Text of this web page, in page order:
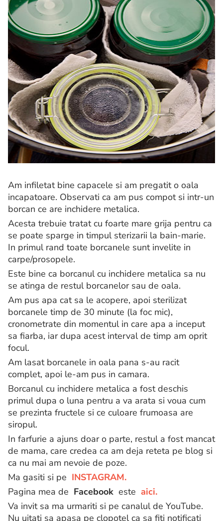
Am infiletat bine capacele si am pregatit o oala
incapatoare. Observati ca am pus compot si intr-un
borcan ce are inchidere metalica.
Acesta trebuie tratat cu foarte mare grija pentru ca
se poate sparge in timpul sterizarii la bain-marie.
In primul rand toate borcanele sunt invelite in
carpe/prosopele.
Este bine ca borcanul cu inchidere metalica sa nu
se atinga de restul borcanelor sau de oala.
Am pus apa cat sa le acopere, apoi sterilizat
borcanele timp de 30 minute (la foc mic),
cronometrate din momentul in care apa a inceput
sa fiarba, iar dupa acest interval de timp am oprit
focul.
Am lasat borcanele in oala pana s-au racit
complet, apoi le-am pus in camara.
Borcanul cu inchidere metalica a fost deschis
primul dupa o luna pentru a va arata si voua cum
se prezinta fructele si ce culoare frumoasa are
siropul.
In farfurie a ajuns doar o parte, restul a fost mancat
de mama, care credea ca am deja reteta pe blog si
ca nu mai am nevoie de poze.
Ma gasiti si pe INSTAGRAM.
Pagina mea de Facebook este aici.
Va invit sa ma urmariti si pe canalul de YouTube.
Nu uitati sa apasa pe clopotel ca sa fiti notificati